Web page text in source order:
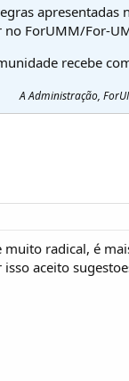
ForUMM/For-
recebe
A Administração,
radical, é
aceito